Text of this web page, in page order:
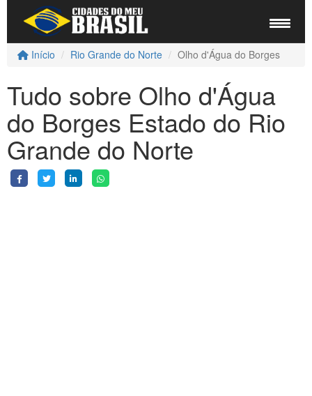
Início Rio Grande do Norte Olho d'Água do Borges
Tudo sobre Olho d'Água
do Borges Estado do Rio
Grande do Norte